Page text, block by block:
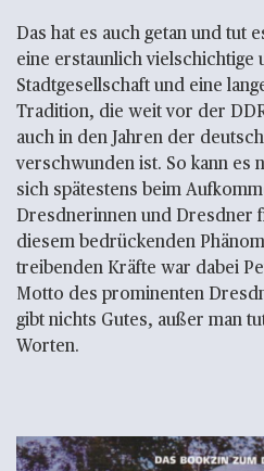
Das hat es auch getan und tut
eine erstaunlich vielschichtige
Stadtgesellschaft und eine
Tradition, die weit vor der
auch in den Jahren der
verschwunden ist. So kann es
sich spätestens beim
Dresdnerinnen und Dresdner
diesem bedrückenden
treibenden Kräfte war dabei
Motto des prominenten
gibt nichts Gutes, außer man
Worten.